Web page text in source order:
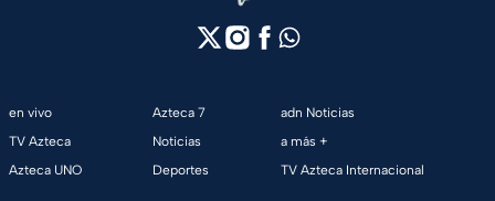
en vivo
TV Azteca
Azteca UNO
Azteca 7
Noticias
Deportes
adn Noticias
a más +
TV Azteca Internacional